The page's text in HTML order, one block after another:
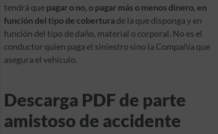
tendrá quepagar o no, o pagar más o menos dinero, en
función del tipo de cobertura de la que disponga y en
función del tipo de daño, material o corporal. No es el
conductor quien paga el siniestro sino la Compañía que
asegura el vehículo.
Descarga PDF de parte
amistoso de accidente